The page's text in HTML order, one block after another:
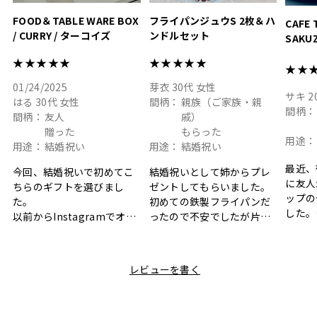
FOOD＆TABLE WARE BOX
/ CURRY / ターコイズ
★★★★★
01/24/2025
はる 30代 女性
間柄： 友人
贈った
用途： 結婚祝い
今回、結婚祝いで初めてこ
ちらのギフトを選びまし
た。
以前からInstagramでオシ
と大好きなカレーのセット
フライパンジュウS 2枚＆ハ
ンドルセット
★★★★★
芽衣 30代 女性
間柄： 親族（ご家族・親
戚）
もらった
用途： 結婚祝い
結婚祝いとして姉からプレ
ゼントしてもらいました。
初めての鉄製フライパンだ
ったので不安でしたが片手
利です。洗い物も減って一
CAFE
サキ
間柄：
用途：
最近
に友
ップ
した。
レビューを書く